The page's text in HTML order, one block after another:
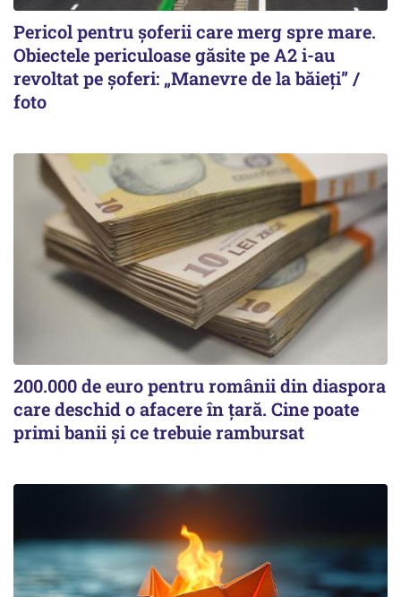
Pericol pentru șoferii care merg spre mare.
Obiectele periculoase găsite pe A2 i-au
revoltat pe șoferi: „Manevre de la băieți” /
foto
200.000 de euro pentru românii din diaspora
care deschid o afacere în țară. Cine poate
primi banii și ce trebuie rambursat